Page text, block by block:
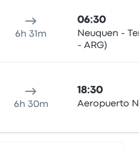
6h 31m
06:30
Neuquen -
- ARG)
6h 30m
18:30
Aeropuerto